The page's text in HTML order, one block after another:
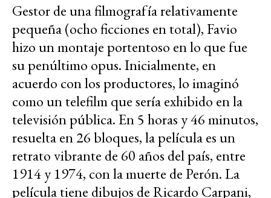
Gestor de una filmografía relativamente
pequeña (ocho ficciones en total), Favio
hizo un montaje portentoso en lo que fue
su penúltimo opus. Inicialmente, en
acuerdo con los productores, lo imaginó
como un telefilm que sería exhibido en la
televisión pública. En 5 horas y 46 minutos,
resuelta en 26 bloques, la película es un
retrato vibrante de 60 años del país, entre
1914 y 1974, con la muerte de Perón. La
película tiene dibujos de Ricardo Carpani,